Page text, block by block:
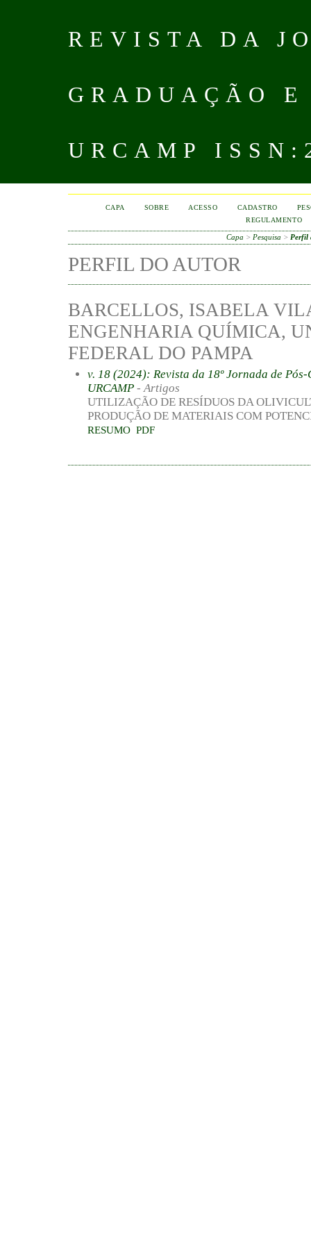
REVISTA DA
GRADUAÇÃO
URCAMP
CAPA SOBRE ACESSO CADASTRO
REGULAMENTO
Capa > Pesquisa > Perfil
PERFIL DO AUTOR
BARCELLOS, ISABELA
ENGENHARIA QUÍMICA,
FEDERAL DO PAMPA
v. 18 (2024): Revista da 18º Jornada de
URCAMP - Artigos
UTILIZAÇÃO DE RESÍDUOS DA
PRODUÇÃO DE MATERIAIS COM
RESUMO PDF